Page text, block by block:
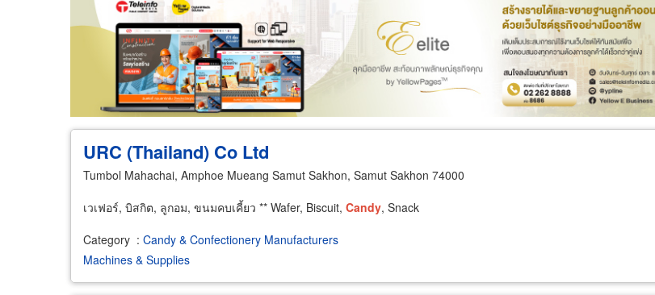
Wholesale Retail Manufacturer Dealer Exporter/Importer Service Business
URC (Thailand) Co Ltd
Tumbol Mahachai, Amphoe Mueang Samut Sakhon, Samut Sakhon 74000
เวเฟอร์, บิสกิต, ลูกอม, ขนมคบเคี้ยว ** Wafer, Biscuit, Candy, Snack
Category : Candy & Confectionery Manufacturers
Machines & Supplies